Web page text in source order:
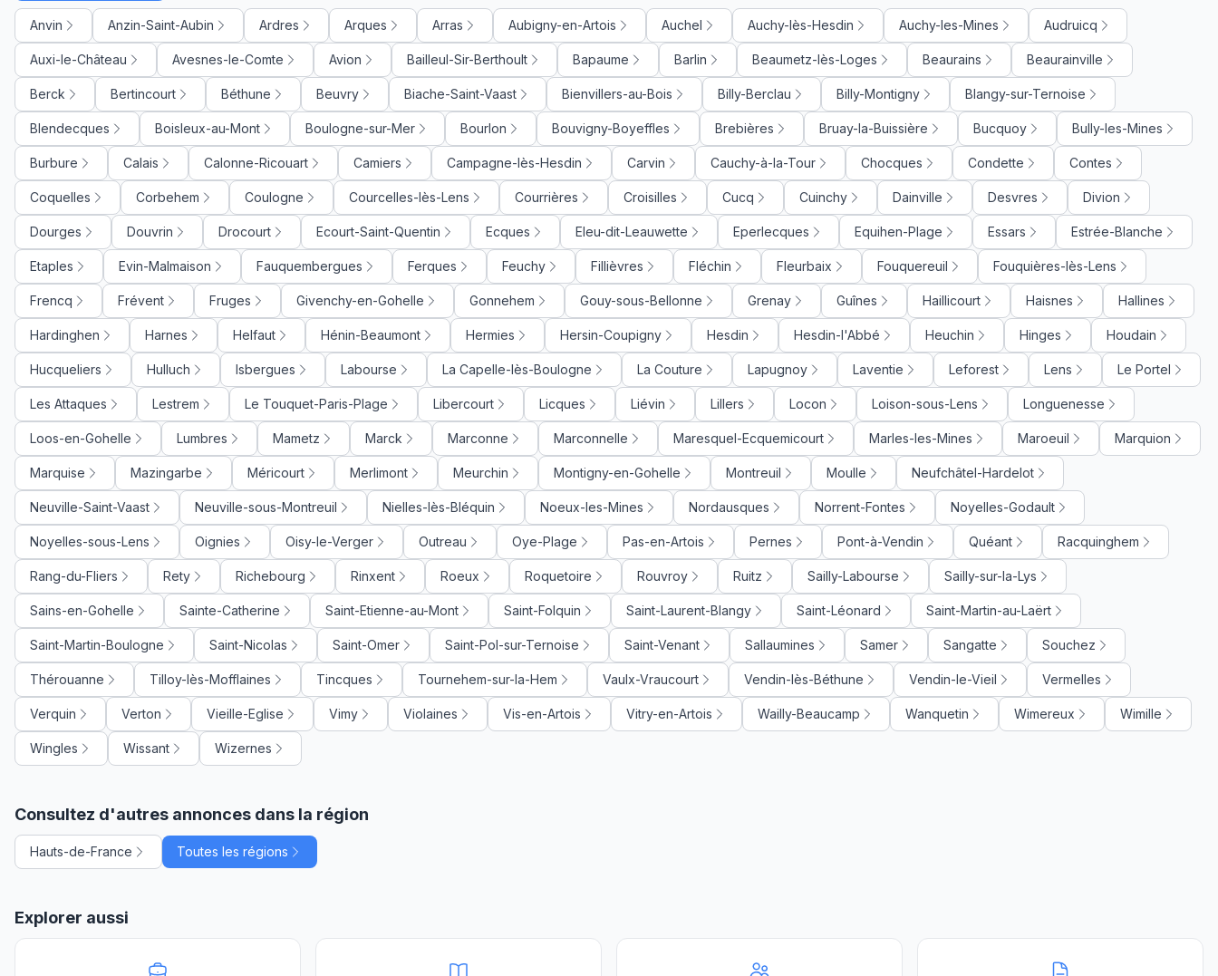
Anvin Anzin-Saint-Aubin Ardres Arques Arras Aubigny-en-Artois Auchel Auchy-lès-Hesdin Auchy-les-Mines Audruicq
Auxi-le-Château Avesnes-le-Comte Avion Bailleul-Sir-Berthoult Bapaume Barlin Beaumetz-lès-Loges Beaurains Beaurainville
Berck Bertincourt Béthune Beuvry Biache-Saint-Vaast Bienvillers-au-Bois Billy-Berclau Billy-Montigny Blangy-sur-Ternoise
Blendecques Boisleux-au-Mont Boulogne-sur-Mer Bourlon Bouvigny-Boyeffles Brebières Bruay-la-Buissière Bucquoy Bully-les-Mines
Burbure Calais Calonne-Ricouart Camiers Campagne-lès-Hesdin Carvin Cauchy-à-la-Tour Chocques Condette Contes
Coquelles Corbehem Coulogne Courcelles-lès-Lens Courrières Croisilles Cucq Cuinchy Dainville Desvres Divion
Dourges Douvrin Drocourt Ecourt-Saint-Quentin Ecques Eleu-dit-Leauwette Eperlecques Equihen-Plage Essars Estrée-Blanche
Etaples Evin-Malmaison Fauquembergues Ferques Feuchy Fillièvres Fléchin Fleurbaix Fouquereuil Fouquières-lès-Lens
Frencq Frévent Fruges Givenchy-en-Gohelle Gonnehem Gouy-sous-Bellonne Grenay Guînes Haillicourt Haisnes Hallines
Hardinghen Harnes Helfaut Hénin-Beaumont Hermies Hersin-Coupigny Hesdin Hesdin-l'Abbé Heuchin Hinges Houdain
Hucqueliers Hulluch Isbergues Labourse La Capelle-lès-Boulogne La Couture Lapugnoy Laventie Leforest Lens Le Portel
Les Attaques Lestrem Le Touquet-Paris-Plage Libercourt Licques Liévin Lillers Locon Loison-sous-Lens Longuenesse
Loos-en-Gohelle Lumbres Mametz Marck Marconne Marconnelle Maresquel-Ecquemicourt Marles-les-Mines Maroeuil Marquion
Marquise Mazingarbe Méricourt Merlimont Meurchin Montigny-en-Gohelle Montreuil Moulle Neufchâtel-Hardelot
Neuville-Saint-Vaast Neuville-sous-Montreuil Nielles-lès-Bléquin Noeux-les-Mines Nordausques Norrent-Fontes Noyelles-Godault
Noyelles-sous-Lens Oignies Oisy-le-Verger Outreau Oye-Plage Pas-en-Artois Pernes Pont-à-Vendin Quéant Racquinghem
Rang-du-Fliers Rety Richebourg Rinxent Roeux Roquetoire Rouvroy Ruitz Sailly-Labourse Sailly-sur-la-Lys
Sains-en-Gohelle Sainte-Catherine Saint-Etienne-au-Mont Saint-Folquin Saint-Laurent-Blangy Saint-Léonard Saint-Martin-au-Laërt
Saint-Martin-Boulogne Saint-Nicolas Saint-Omer Saint-Pol-sur-Ternoise Saint-Venant Sallaumines Samer Sangatte Souchez
Thérouanne Tilloy-lès-Mofflaines Tincques Tournehem-sur-la-Hem Vaulx-Vraucourt Vendin-lès-Béthune Vendin-le-Vieil Vermelles
Verquin Verton Vieille-Eglise Vimy Violaines Vis-en-Artois Vitry-en-Artois Wailly-Beaucamp Wanquetin Wimereux Wimille
Wingles Wissant Wizernes
Consultez d'autres annonces dans la région
Hauts-de-France Toutes les régions
Explorer aussi